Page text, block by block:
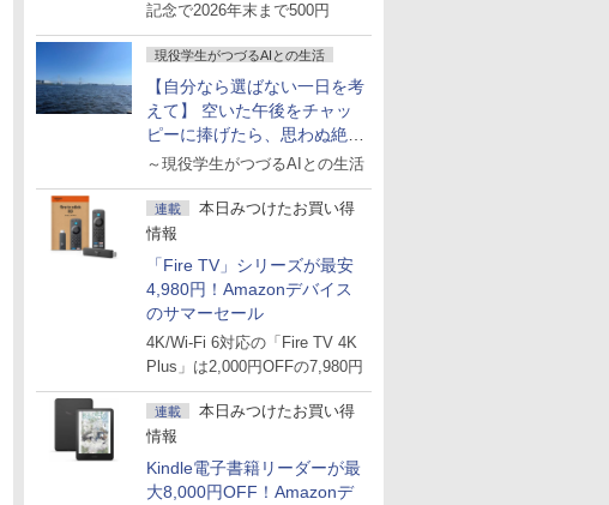
記念で2026年末まで500円
現役学生がつづるAIとの生活
【自分なら選ばない一日を考
えて】 空いた午後をチャッ
ピーに捧げたら、思わぬ絶景
に出会った話
～現役学生がつづるAIとの生活
連載
本日みつけたお買い得
情報
「Fire TV」シリーズが最安
4,980円！Amazonデバイス
のサマーセール
4K/Wi-Fi 6対応の「Fire TV 4K
Plus」は2,000円OFFの7,980円
連載
本日みつけたお買い得
情報
Kindle電子書籍リーダーが最
大8,000円OFF！Amazonデ